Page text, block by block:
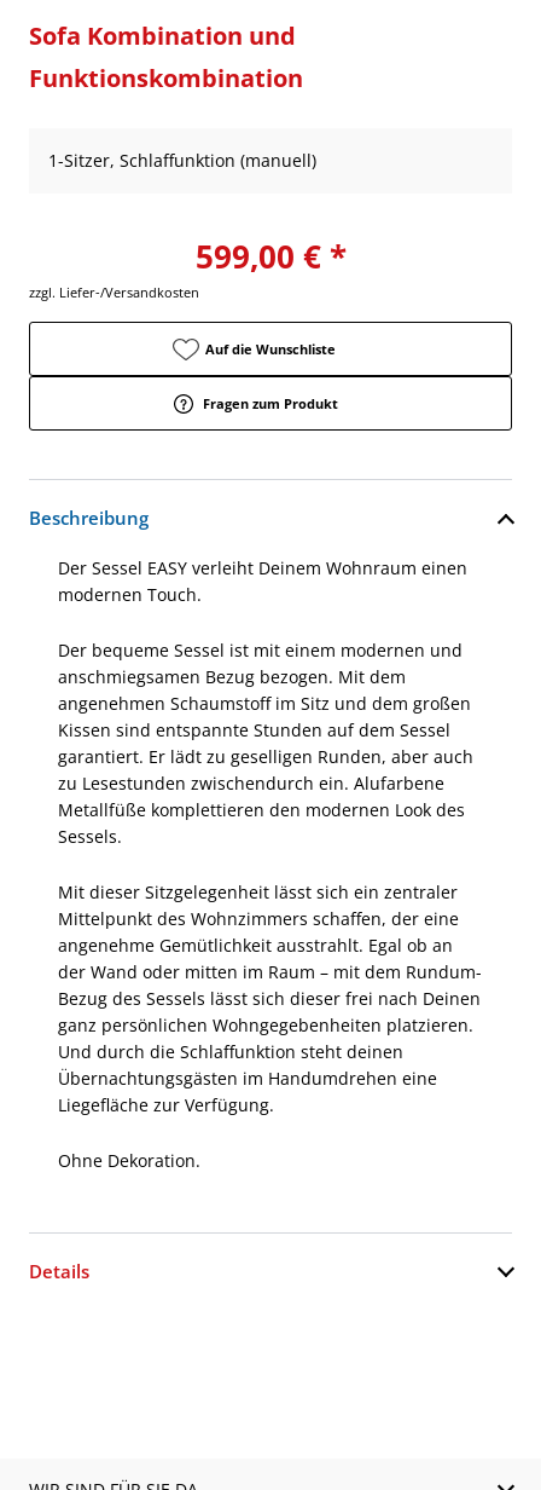
Sofa Kombination und
Funktionskombination
1-Sitzer, Schlaffunktion (manuell)
599,00 € *
zzgl. Liefer-/Versandkosten
Auf die Wunschliste
Fragen zum Produkt
Beschreibung
Der Sessel EASY verleiht Deinem Wohnraum einen
modernen Touch.
Der bequeme Sessel ist mit einem modernen und
anschmiegsamen Bezug bezogen. Mit dem
angenehmen Schaumstoff im Sitz und dem großen
Kissen sind entspannte Stunden auf dem Sessel
garantiert. Er lädt zu geselligen Runden, aber auch
zu Lesestunden zwischendurch ein. Alufarbene
Metallfüße komplettieren den modernen Look des
Sessels.
Mit dieser Sitzgelegenheit lässt sich ein zentraler
Mittelpunkt des Wohnzimmers schaffen, der eine
angenehme Gemütlichkeit ausstrahlt. Egal ob an
der Wand oder mitten im Raum – mit dem Rundum-
Bezug des Sessels lässt sich dieser frei nach Deinen
ganz persönlichen Wohngegebenheiten platzieren.
Und durch die Schlaffunktion steht deinen
Übernachtungsgästen im Handumdrehen eine
Liegefläche zur Verfügung.
Ohne Dekoration.
Details